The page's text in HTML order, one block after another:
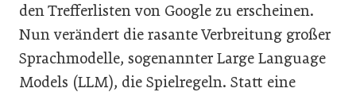
den Trefferlisten von Google zu erscheinen.
Nun verändert die rasante Verbreitung großer
Sprachmodelle, sogenannter Large Language
Models (LLM), die Spielregeln. Statt eine